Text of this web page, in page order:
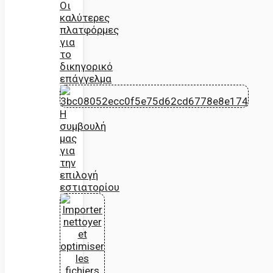
Οι
καλύτερες
πλατφόρμες
για
το
δικηγορικό
επάγγελμα
Η
συμβουλή
μας
για
την
επιλογή
εστιατορίου